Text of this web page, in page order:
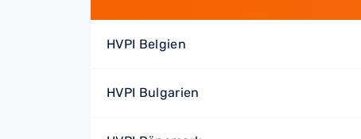
HVPI Belgien
HVPI Bulgarien